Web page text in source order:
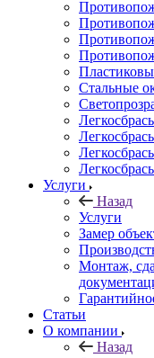
Стальные
Услуги
Назад
Услуги
Замер
Монтаж,
Статьи
О компании
Назад